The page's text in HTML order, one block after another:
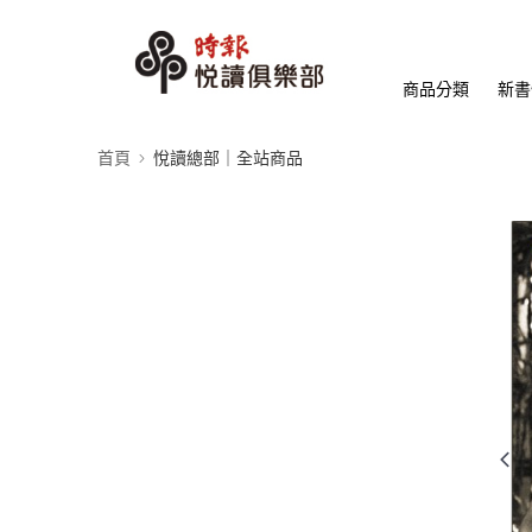
商品分類 新
首頁 悅讀總部｜全站商品